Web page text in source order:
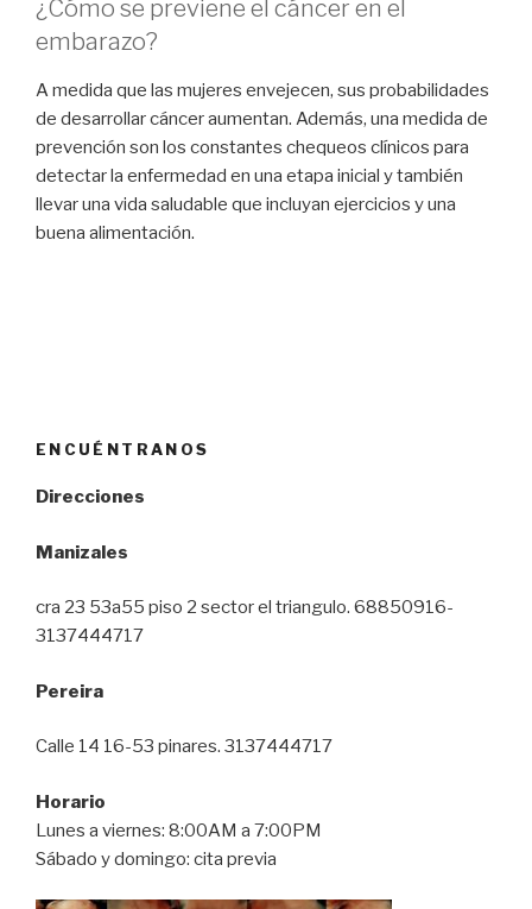
¿Cómo se previene el cáncer en el
embarazo?
A medida que las mujeres envejecen, sus probabilidades
de desarrollar cáncer aumentan. Además, una medida de
prevención son los constantes chequeos clínicos para
detectar la enfermedad en una etapa inicial y también
llevar una vida saludable que incluyan ejercicios y una
buena alimentación.
ENCUÉNTRANOS
Direcciones
Manizales
cra 23 53a55 piso 2 sector el triangulo. 68850916-
3137444717
Pereira
Calle 14 16-53 pinares. 3137444717
Horario
Lunes a viernes: 8:00AM a 7:00PM
Sábado y domingo: cita previa